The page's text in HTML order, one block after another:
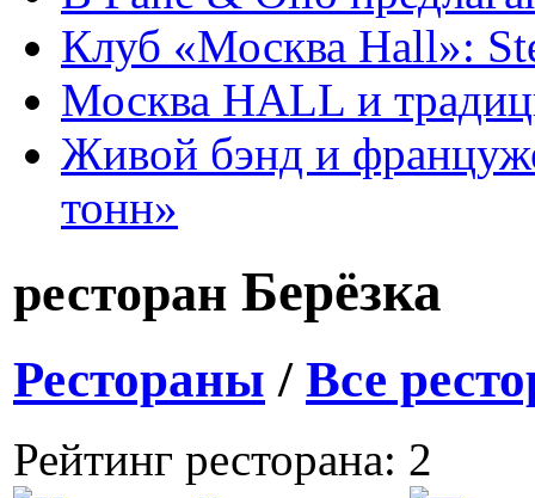
Клуб «Москва Hall»:
Москва HALL и
Живой бэнд и
тонн»
ресторан Берёзка
Рестораны / Все
Рейтинг ресторана: 2